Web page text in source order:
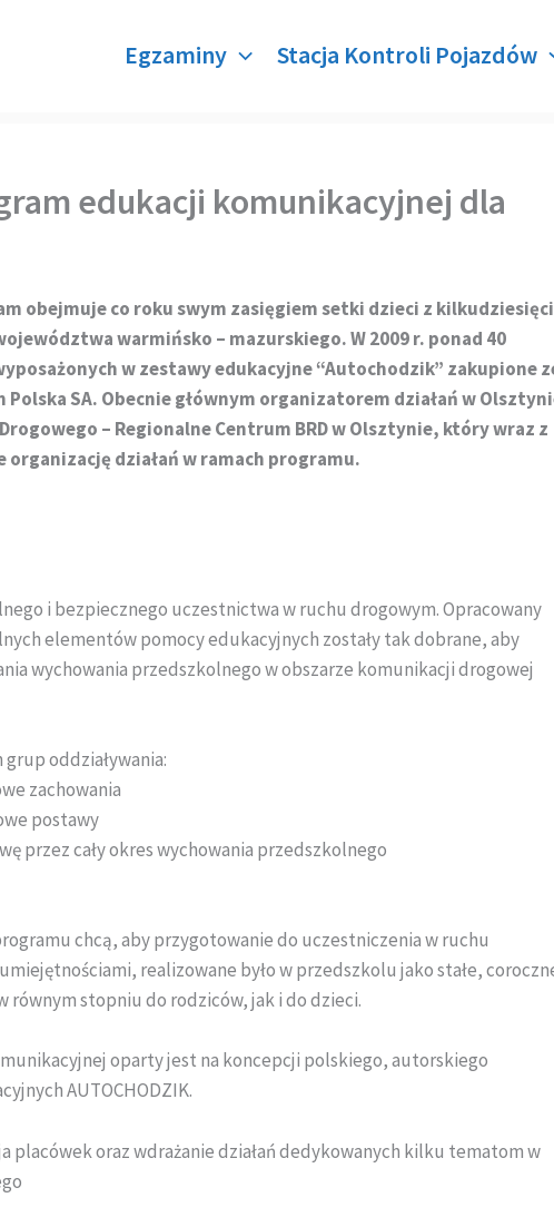
Egzaminy Stacja Kontroli Pojazdów
edukacji komunikacyjnej dla
obejmuje co roku swym zasięgiem setki dzieci z
warmińsko – mazurskiego. W 2009 r. ponad 40
w zestawy edukacyjne “Autochodzik” zakupione
Polska SA. Obecnie głównym organizatorem działań w
– Regionalne Centrum BRD w Olsztynie, który wraz z
działań w ramach programu.
i bezpiecznego uczestnictwa w ruchu drogowym. Opracowany
elementów pomocy edukacyjnych zostały tak dobrane, aby
wychowania przedszkolnego w obszarze komunikacji drogowej
oddziaływania:
zachowania
postawy
przez cały okres wychowania przedszkolnego
chcą, aby przygotowanie do uczestniczenia w ruchu
realizowane było w przedszkolu jako stałe,
równym stopniu do rodziców, jak i do dzieci.
oparty jest na koncepcji polskiego, autorskiego
AUTOCHODZIK.
placówek oraz wdrażanie działań dedykowanych kilku tematom w